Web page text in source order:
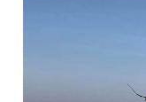
千頭ラクダ